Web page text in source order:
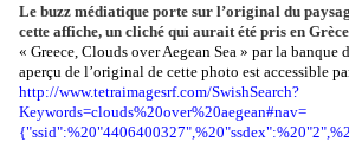
Le buzz médiatique porte sur l’original du
cette affiche, un cliché qui aurait été pris en
« Greece, Clouds over Aegean Sea » par la banque
aperçu de l’original de cette photo est accessible
http://www.tetraimagesrf.com/SwishSearch?
Keywords=clouds%20over%20aegean#nav=